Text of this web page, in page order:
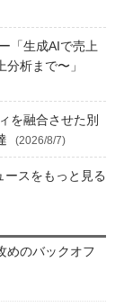
「生成AIで売上
析まで〜」
を融合させた別
(2026/8/7)
ースをもっと見る
めのバックオフ